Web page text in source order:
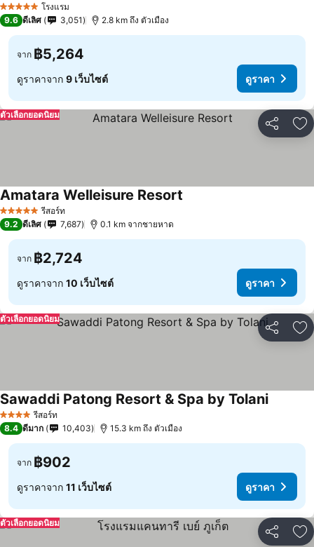
5 ดาว โรงแรม
9.6 ดีเลิศ 3,051 2.8 km ถึง ตัวเมือง
จาก ฿5,264
ดูราคาจาก 9 เว็บไซต์ ดูราคา
แชร์ เ
ตัวเลือกยอดนิยม
5 ดาว รีสอร์ท
Amatara Welleisure Resort
9.2 ดีเลิศ 7,687 0.1 km จากชายหาด
จาก ฿2,724
ดูราคาจาก 10 เว็บไซต์ ดูราคา
แชร์ เ
ตัวเลือกยอดนิยม
4 ดาว รีสอร์ท
Sawaddi Patong Resort & Spa by Tolani
8.4 ดีมาก 10,403 15.3 km ถึง ตัวเมือง
จาก ฿902
ดูราคาจาก 11 เว็บไซต์ ดูราคา
แชร์ เ
ตัวเลือกยอดนิยม